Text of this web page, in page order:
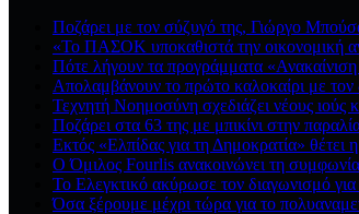
Ποζάρει με τον σύζυγό της, Γιώργο
«Το ΠΑΣΟΚ υποκαθιστά την οικονομική
Πότε λήγουν τα προγράμματα «Ανακαίνιση
Απολαμβάνουν το πρώτο καλοκαίρι με
Τεχνητή Νοημοσύνη σχεδιάζει νέους ιούς
Ποζάρει στα 63 της με μπικίνι στην
Εκτός «Ελπίδας για τη Δημοκρατία»
Ο Όμιλος Fourlis ανακοινώνει τη
Το Ελεγκτικό ακύρωσε τον διαγωνισμό
Όσα ξέρουμε μέχρι τώρα για το